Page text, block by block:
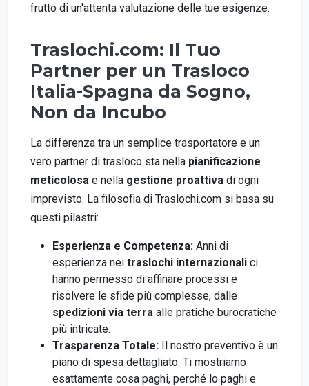
frutto di un'attenta valutazione delle tue esigenze.
Traslochi.com: Il Tuo
Partner per un Trasloco
Italia-Spagna da Sogno,
Non da Incubo
La differenza tra un semplice trasportatore e un
vero partner di trasloco sta nella pianificazione
meticolosa e nella gestione proattiva di ogni
imprevisto. La filosofia di Traslochi.com si basa su
questi pilastri:
Esperienza e Competenza: Anni di
esperienza nei traslochi internazionali ci
hanno permesso di affinare processi e
risolvere le sfide più complesse, dalle
spedizioni via terra alle pratiche burocratiche
più intricate.
Trasparenza Totale: Il nostro preventivo è un
piano di spesa dettagliato. Ti mostriamo
esattamente cosa paghi, perché lo paghi e